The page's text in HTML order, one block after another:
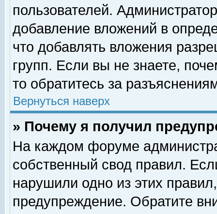
пользователей.
добавление вложений в
что добавлять вложения
групп. Если вы не знаете,
то обратитесь за
Вернуться наверх
» Почему я получил
На каждом форуме
собственный свод правил.
нарушили одно из этих
предупреждение. Обратите